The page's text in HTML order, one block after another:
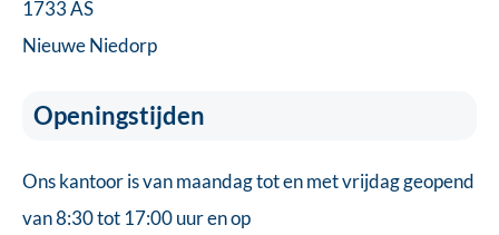
1733 AS
Nieuwe Niedorp
Openingstijden
Ons kantoor is van maandag tot en met vrijdag geopend
van 8:30 tot 17:00 uur en op